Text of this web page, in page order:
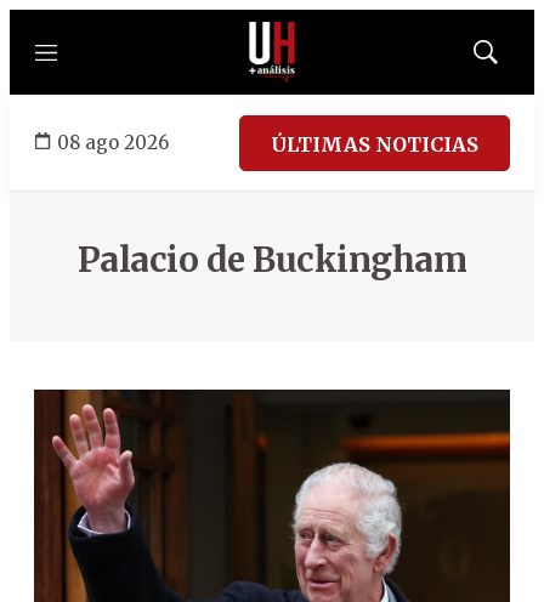
Menú
Mostrar
08 ago 2026 ÚLTIMAS NOTICIAS
Palacio de Buckingham